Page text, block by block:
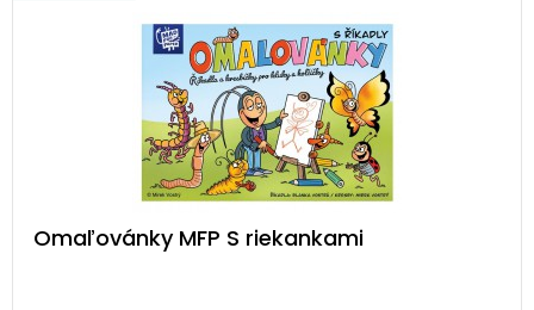
Omaľovánky MFP S riekankami